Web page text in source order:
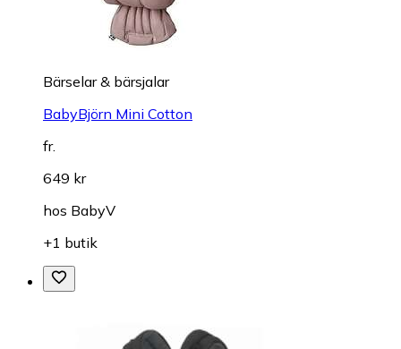
Bärselar & bärsjalar
BabyBjörn Mini Cotton
fr.
649 kr
hos BabyV
+1 butik